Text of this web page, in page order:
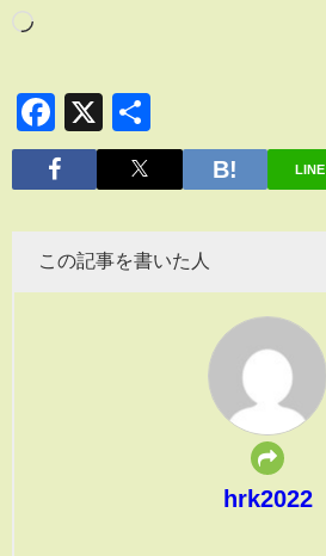
Facebook
X
有
LINE
この記事を書いた人
hrk2022